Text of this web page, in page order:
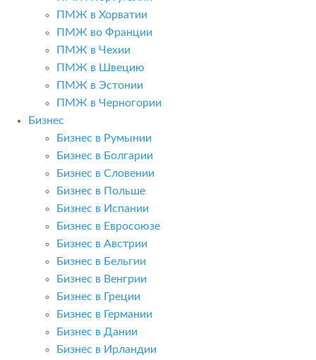
ПМЖ в Хорватии
ПМЖ во Франции
ПМЖ в Чехии
ПМЖ в Швецию
ПМЖ в Эстонии
ПМЖ в Черногории
Бизнес
Бизнес в Румынии
Бизнес в Болгарии
Бизнес в Словении
Бизнес в Польше
Бизнес в Испании
Бизнес в Евросоюзе
Бизнес в Австрии
Бизнес в Бельгии
Бизнес в Венгрии
Бизнес в Греции
Бизнес в Германии
Бизнес в Дании
Бизнес в Ирландии